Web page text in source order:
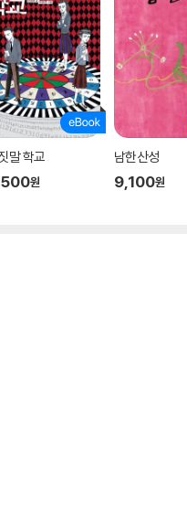
말 학교
원
남한산성
9,100원